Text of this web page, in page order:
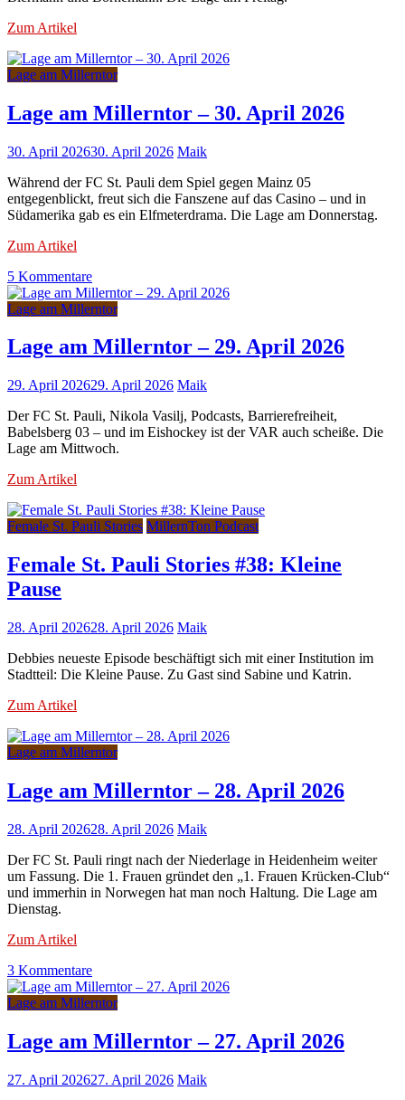
Zum Artikel
Lage am Millerntor
Lage am Millerntor – 30. April 2026
30. April 202630. April 2026 Maik
Während der FC St. Pauli dem Spiel gegen Mainz 05
entgegenblickt, freut sich die Fanszene auf das Casino – und in
Südamerika gab es ein Elfmeterdrama. Die Lage am Donnerstag.
Zum Artikel
5 Kommentarezu
Lage
am
–
30.
2026
Lage am Millerntor
Lage am Millerntor – 29. April 2026
29. April 202629. April 2026 Maik
Der FC St. Pauli, Nikola Vasilj, Podcasts, Barrierefreiheit,
Babelsberg 03 – und im Eishockey ist der VAR auch scheiße. Die
Lage am Mittwoch.
Zum Artikel
Female St. Pauli Stories MillernTon Podcast
Female St. Pauli Stories #38: Kleine
Pause
28. April 202628. April 2026 Maik
Debbies neueste Episode beschäftigt sich mit einer Institution im
Stadtteil: Die Kleine Pause. Zu Gast sind Sabine und Katrin.
Zum Artikel
Lage am Millerntor
Lage am Millerntor – 28. April 2026
28. April 202628. April 2026 Maik
Der FC St. Pauli ringt nach der Niederlage in Heidenheim weiter
um Fassung. Die 1. Frauen gründet den „1. Frauen Krücken-Club“
und immerhin in Norwegen hat man noch Haltung. Die Lage am
Dienstag.
Zum Artikel
3 Kommentarezu
Lage
am
–
28.
2026
Lage am Millerntor
Lage am Millerntor – 27. April 2026
27. April 202627. April 2026 Maik